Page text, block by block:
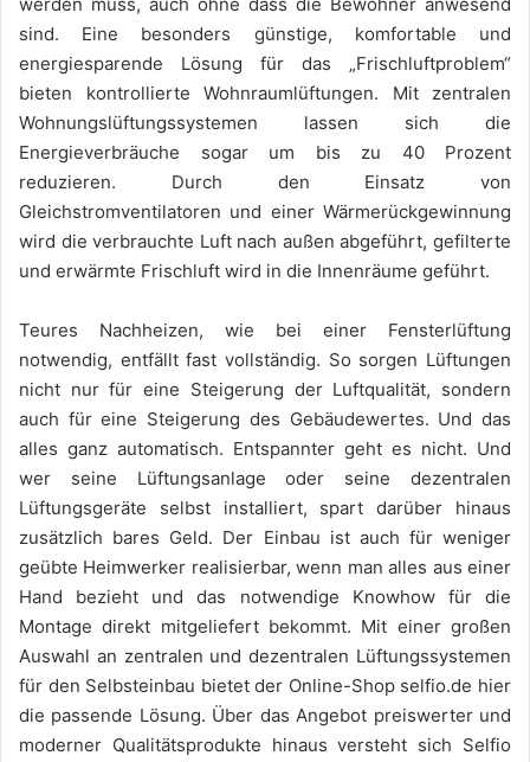
werden muss, auch ohne dass die Bewohner anwesend
sind. Eine besonders günstige, komfortable und
energiesparende Lösung für das „Frischluftproblem“
bieten kontrollierte Wohnraumlüftungen. Mit zentralen
Wohnungslüftungssystemen lassen sich die
Energieverbräuche sogar um bis zu 40 Prozent
reduzieren. Durch den Einsatz von
Gleichstromventilatoren und einer Wärmerückgewinnung
wird die verbrauchte Luft nach außen abgeführt, gefilterte
und erwärmte Frischluft wird in die Innenräume geführt.
Teures Nachheizen, wie bei einer Fensterlüftung
notwendig, entfällt fast vollständig. So sorgen Lüftungen
nicht nur für eine Steigerung der Luftqualität, sondern
auch für eine Steigerung des Gebäudewertes. Und das
alles ganz automatisch. Entspannter geht es nicht. Und
wer seine Lüftungsanlage oder seine dezentralen
Lüftungsgeräte selbst installiert, spart darüber hinaus
zusätzlich bares Geld. Der Einbau ist auch für weniger
geübte Heimwerker realisierbar, wenn man alles aus einer
Hand bezieht und das notwendige Knowhow für die
Montage direkt mitgeliefert bekommt. Mit einer großen
Auswahl an zentralen und dezentralen Lüftungssystemen
für den Selbsteinbau bietet der Online-Shop selfio.de hier
die passende Lösung. Über das Angebot preiswerter und
moderner Qualitätsprodukte hinaus versteht sich Selfio